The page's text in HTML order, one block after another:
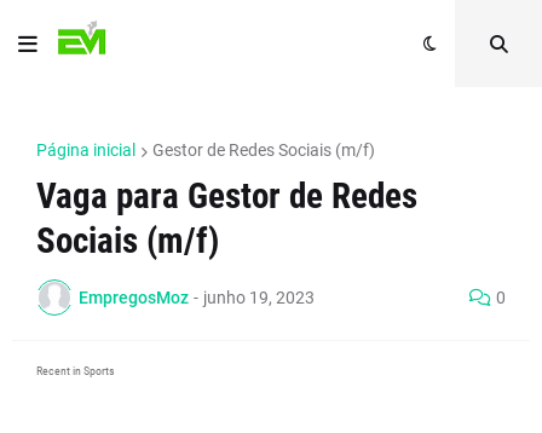
Página inicial Gestor de Redes Sociais (m/f)
Vaga para Gestor de Redes
Sociais (m/f)
EmpregosMoz - junho 19, 2023 0
Recent in Sports